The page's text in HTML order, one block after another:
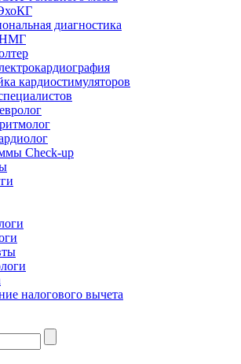
диагностика
кардиостимуляторов
Check-up
налогового вычета